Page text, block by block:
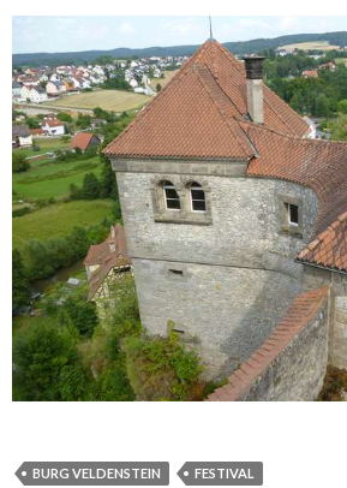
BURG VELDENSTEIN FESTIVAL